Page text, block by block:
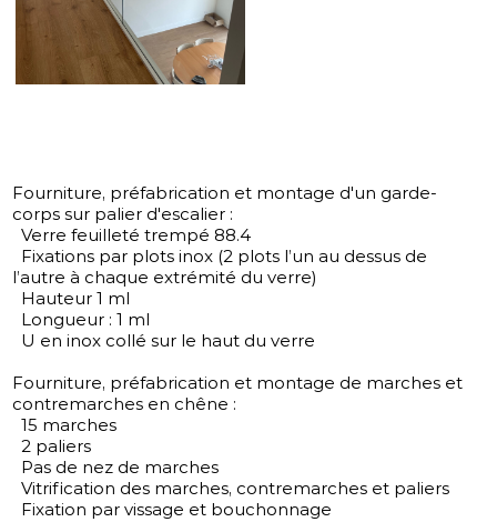
Fourniture, préfabrication et montage d'un garde-
corps sur palier d'escalier :
Verre feuilleté trempé 88.4
Fixations par plots inox (2 plots l’un au dessus de
l’autre à chaque extrémité du verre)
Hauteur 1 ml
Longueur : 1 ml
U en inox collé sur le haut du verre
Fourniture, préfabrication et montage de marches et
contremarches en chêne :
15 marches
2 paliers
Pas de nez de marches
Vitrification des marches, contremarches et paliers
Fixation par vissage et bouchonnage